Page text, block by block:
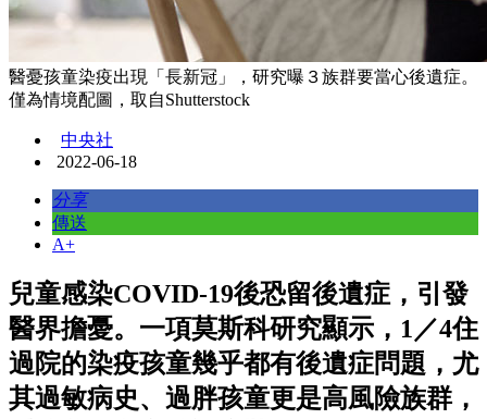
醫憂孩童染疫出現「長新冠」，研究曝３族群要當心後遺症。
僅為情境配圖，取自Shutterstock
中央社
2022-06-18
分享
傳送
A+
兒童感染COVID-19後恐留後遺症，引發
醫界擔憂。一項莫斯科研究顯示，1／4住
過院的染疫孩童幾乎都有後遺症問題，尤
其過敏病史、過胖孩童更是高風險族群，